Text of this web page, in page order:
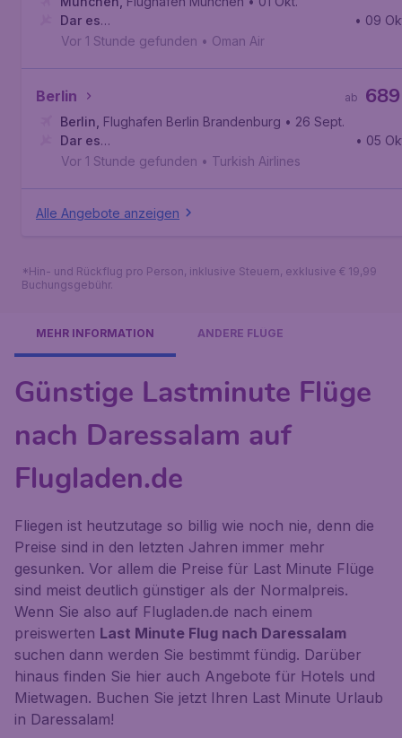
Dar es
Salaam Internationaler Flughafen Julius Nyerere
• 09
Vor 1 Stunde gefunden • Oman Air
Berlin 689
ab
Berlin Flughafen Berlin Brandenburg • 26 Sept.
Dar es
Salaam Internationaler Flughafen Julius Nyerere
• 05
Vor 1 Stunde gefunden • Turkish Airlines
Alle Angebote anzeigen
*Hin- und Rückflug pro Person, inklusive Steuern, exklusive € 19,99
Buchungsgebühr.
MEHR INFORMATION ANDERE FLÜGE
Günstige Lastminute Flüge
nach Daressalam auf
Flugladen.de
Fliegen ist heutzutage so billig wie noch nie, denn die
Preise sind in den letzten Jahren immer mehr
gesunken. Vor allem die Preise für Last Minute Flüge
sind meist deutlich günstiger als der Normalpreis.
Wenn Sie also auf Flugladen.de nach einem
preiswerten Last Minute Flug nach Daressalam
suchen dann werden Sie bestimmt fündig. Darüber
hinaus finden Sie hier auch Angebote für Hotels und
Mietwagen. Buchen Sie jetzt Ihren Last Minute Urlaub
in Daressalam!